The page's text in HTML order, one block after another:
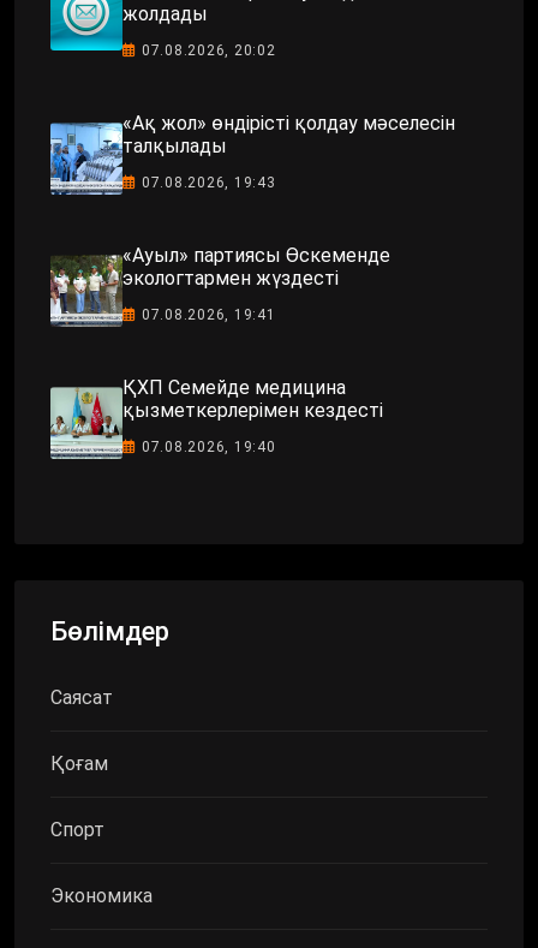
жолдады
07.08.2026, 20:02
«Ақ жол» өндірісті қолдау мәселесін
талқылады
07.08.2026, 19:43
«Ауыл» партиясы Өскеменде
экологтармен жүздесті
07.08.2026, 19:41
ҚХП Семейде медицина
қызметкерлерімен кездесті
07.08.2026, 19:40
Бөлімдер
Саясат
Қоғам
Спорт
Экономика